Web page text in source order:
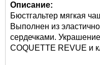
Описание:
Бюстгальтер мягкая
Выполнен из
сердечками.
COQUETTE REVUE и